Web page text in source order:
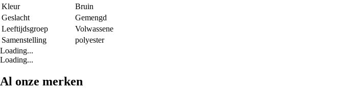
Kleur
Bruin
Geslacht
Gemengd
Leeftijdsgroep
Volwassene
Samenstelling
polyester
Loading...
Loading...
Al onze merken